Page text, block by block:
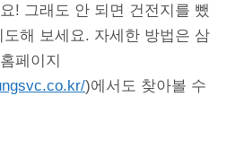
! 그래도 안 되면 건전지를 뺐
해 보세요. 자세한 방법은 삼
페이지
)에서도 찾아볼 수